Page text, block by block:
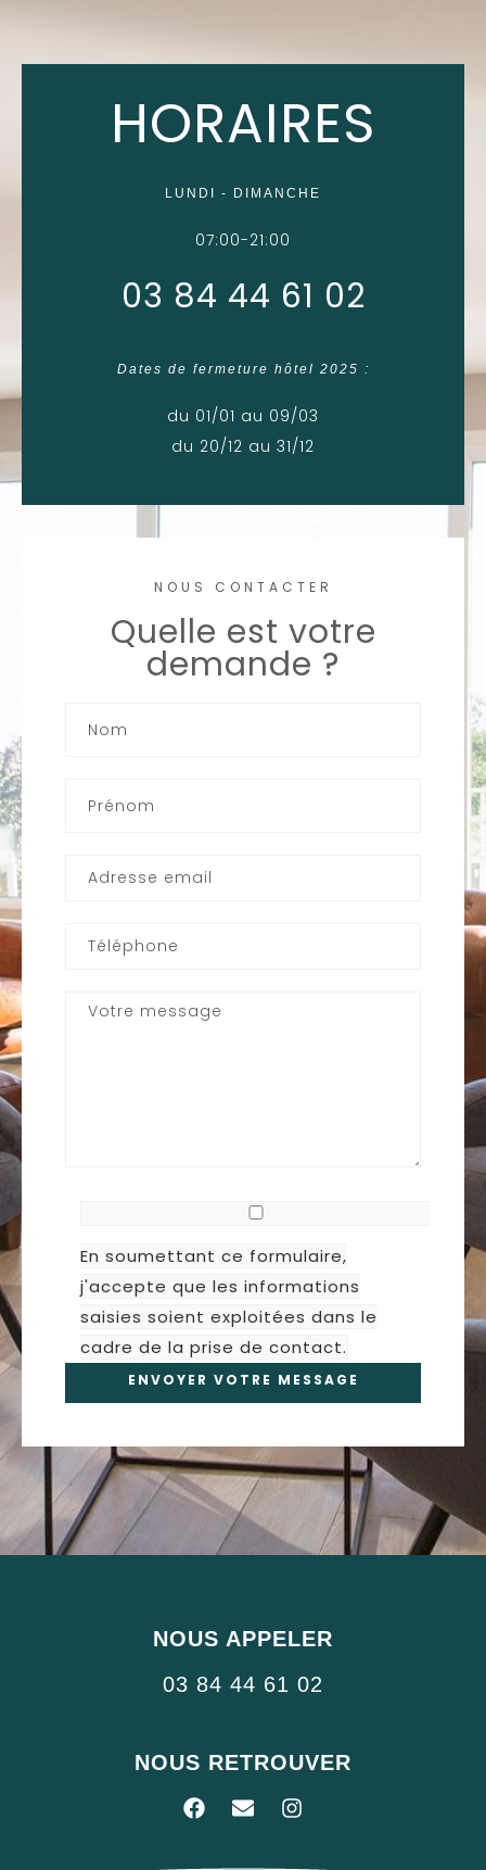
HORAIRES
LUNDI - DIMANCHE
07:00-21:00
03 84 44 61 02
Dates de fermeture hôtel 2025 :
du 01/01 au 09/03
du 20/12 au 31/12
NOUS CONTACTER
Quelle est votre
demande ?
En soumettant ce formulaire,
j'accepte que les informations
saisies soient exploitées dans le
cadre de la prise de contact.
NOUS APPELER
03 84 44 61 02
NOUS RETROUVER